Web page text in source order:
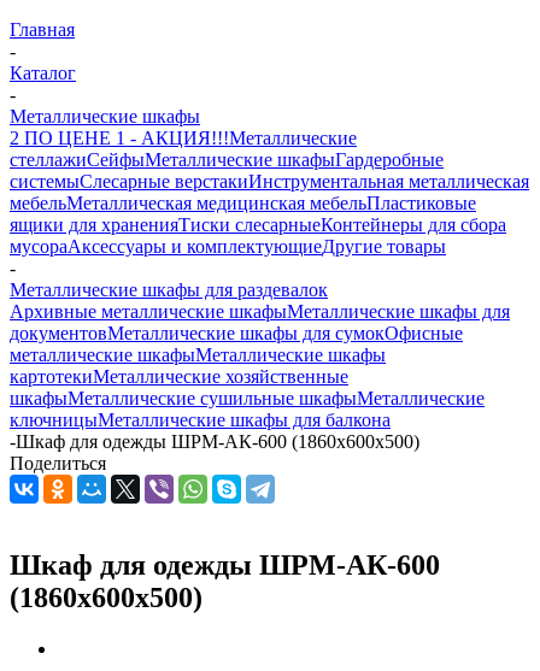
Главная
-
Каталог
-
Металлические шкафы
2 ПО ЦЕНЕ 1 - АКЦИЯ!!!Металлические
стеллажиСейфыМеталлические шкафыГардеробные
системыСлесарные верстакиИнструментальная металлическая
мебельМеталлическая медицинская мебельПластиковые
ящики для храненияТиски слесарныеКонтейнеры для сбора
мусораАксессуары и комплектующиеДругие товары
-
Металлические шкафы для раздевалок
Архивные металлические шкафыМеталлические шкафы для
документовМеталлические шкафы для сумокОфисные
металлические шкафыМеталлические шкафы
картотекиМеталлические хозяйственные
шкафыМеталлические сушильные шкафыМеталлические
ключницыМеталлические шкафы для балкона
-Шкаф для одежды ШРМ-АК-600 (1860x600x500)
Поделиться
Шкаф для одежды ШРМ-АК-600
(1860x600x500)